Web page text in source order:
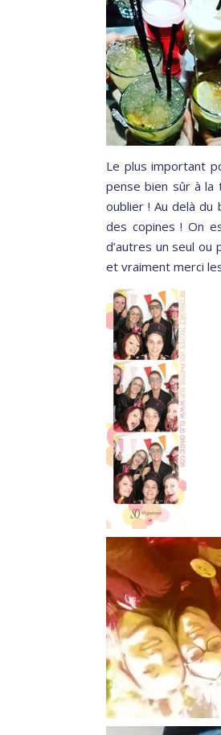
Le plus important
pense bien sûr à la
oublier ! Au delà
des copines ! On
d’autres un seul
et vraiment merci